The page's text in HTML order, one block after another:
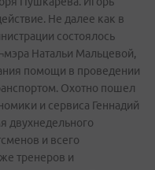
Не далее как в
состоялось
Натальи Мальцевой,
помощи в проведении
Охотно пошел
и сервиса Геннадий
двухнедельного
и всего
тренеров и